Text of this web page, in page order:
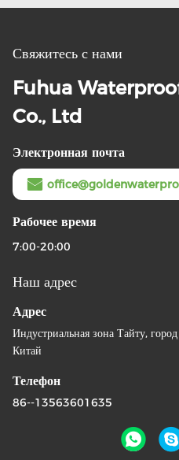
Свяжитесь с нами
Fuhua
Co., Ltd
Электронная почта
Рабочее время
7:00-20:00
Наш адрес
Адрес
Индустриальная зона Тайту,
Китай
Телефон
86--13563601635